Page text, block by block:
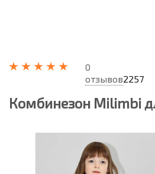
0
отзывов2257
Комбинезон Milimbi